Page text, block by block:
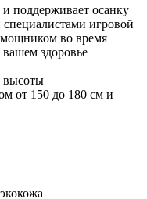
поддерживает осанку
игровой
во время
здоровье
высоты
от 150 до 180 см и